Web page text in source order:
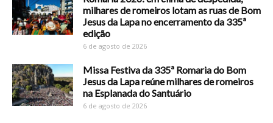
milhares de romeiros lotam as ruas de Bom
Jesus da Lapa no encerramento da 335ª
edição
6 de agosto de 2026
Missa Festiva da 335ª Romaria do Bom
Jesus da Lapa reúne milhares de romeiros
na Esplanada do Santuário
6 de agosto de 2026